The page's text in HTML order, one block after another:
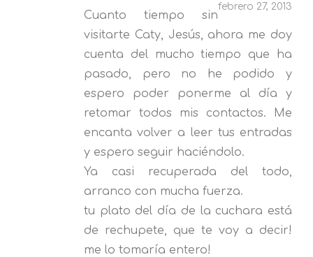
febrero 27, 2013
Cuanto tiempo sin
visitarte Caty, Jesús, ahora me doy
cuenta del mucho tiempo que ha
pasado, pero no he podido y
espero poder ponerme al día y
retomar todos mis contactos. Me
encanta volver a leer tus entradas
y espero seguir haciéndolo.
Ya casi recuperada del todo,
arranco con mucha fuerza.
tu plato del día de la cuchara está
de rechupete, que te voy a decir!
me lo tomaría entero!